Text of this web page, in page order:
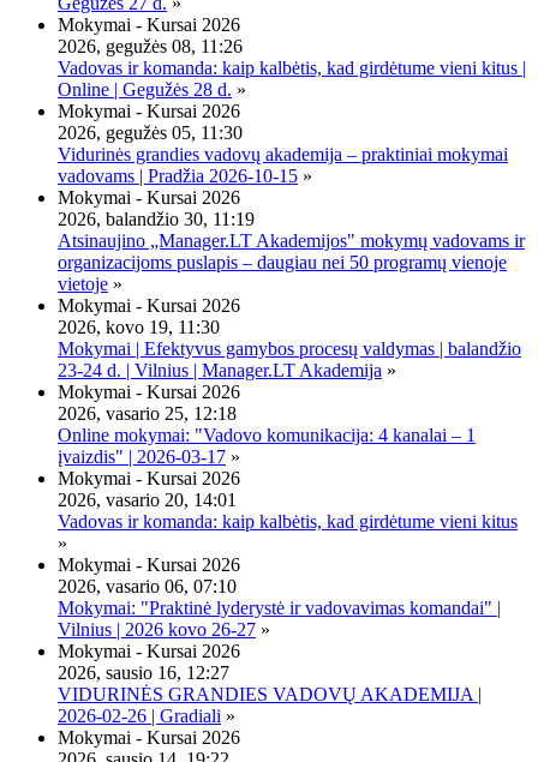
Mokymai - Kursai 2026
2026, gegužės 08, 11:26
Vadovas ir komanda: kaip kalbėtis, kad girdėtume vieni kitus |
Online | Gegužės 28 d. »
Mokymai - Kursai 2026
2026, gegužės 05, 11:30
Vidurinės grandies vadovų akademija – praktiniai mokymai
vadovams | Pradžia 2026-10-15 »
Mokymai - Kursai 2026
2026, balandžio 30, 11:19
Atsinaujino „Manager.LT Akademijos" mokymų vadovams ir
organizacijoms puslapis – daugiau nei 50 programų vienoje
vietoje »
Mokymai - Kursai 2026
2026, kovo 19, 11:30
Mokymai | Efektyvus gamybos procesų valdymas | balandžio
23-24 d. | Vilnius | Manager.LT Akademija »
Mokymai - Kursai 2026
2026, vasario 25, 12:18
Online mokymai: "Vadovo komunikacija: 4 kanalai – 1
įvaizdis" | 2026-03-17 »
Mokymai - Kursai 2026
2026, vasario 20, 14:01
Vadovas ir komanda: kaip kalbėtis, kad girdėtume vieni kitus
»
Mokymai - Kursai 2026
2026, vasario 06, 07:10
Mokymai: "Praktinė lyderystė ir vadovavimas komandai" |
Vilnius | 2026 kovo 26-27 »
Mokymai - Kursai 2026
2026, sausio 16, 12:27
VIDURINĖS GRANDIES VADOVŲ AKADEMIJA |
2026-02-26 | Gradiali »
Mokymai - Kursai 2026